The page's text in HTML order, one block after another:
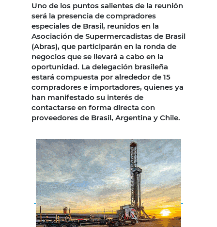
Uno de los puntos salientes de la reunión
será la presencia de compradores
especiales de Brasil, reunidos en la
Asociación de Supermercadistas de Brasil
(Abras), que participarán en la ronda de
negocios que se llevará a cabo en la
oportunidad. La delegación brasileña
estará compuesta por alrededor de 15
compradores e importadores, quienes ya
han manifestado su interés de
contactarse en forma directa con
proveedores de Brasil, Argentina y Chile.